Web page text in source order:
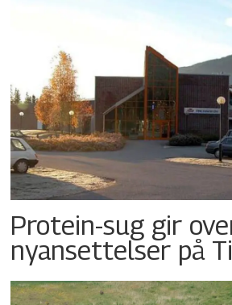
Protein-sug gir
nyansettelser på